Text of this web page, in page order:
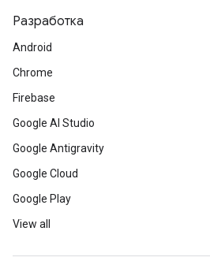
Разработка
Android
Chrome
Firebase
Google AI Studio
Google Antigravity
Google Cloud
Google Play
View all